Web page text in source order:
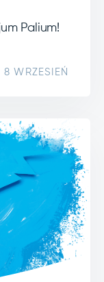
Palium!
8 WRZESIEŃ